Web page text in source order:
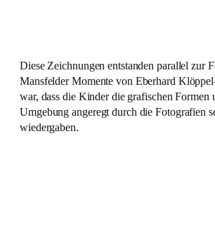
Diese Zeichnungen entstanden parallel zur
Mansfelder Momente von Eberhard
war, dass die Kinder die grafischen Formen
Umgebung angeregt durch die Fotografien
wiedergaben.